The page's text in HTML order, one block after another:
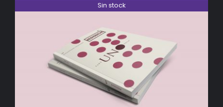
Sin stock
DETALLES